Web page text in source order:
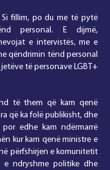
fillim, po du me të pytë
personal. E dijmë,
e intervistës, me e
qëndrimin tënd personal
të personave LGBT+
të them që kam qenë
që ka folë publikisht, dhe
edhe kam ndërmarrë
kur kam qenë ministre e
përfshirjen e komunitetit
e ndryshme politike dhe